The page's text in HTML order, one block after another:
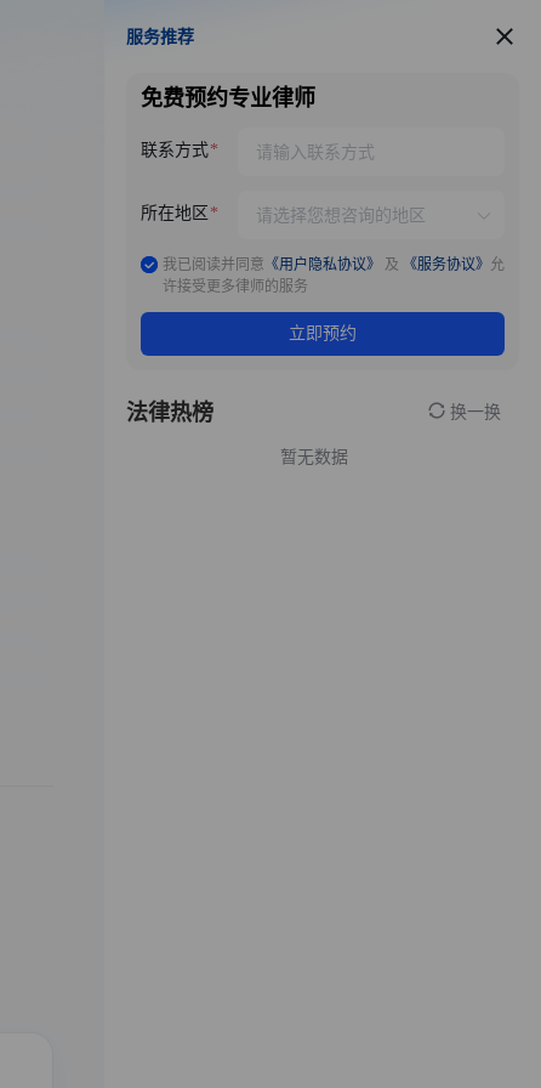
服务推荐
服务推荐
免费预约专业律师
联系方式
所在地区
我已阅读并同意 《用户隐私协议》 及 《服务协议》 允
许接受更多律师的服务
立即预约
法律热榜 换一换
暂无数据